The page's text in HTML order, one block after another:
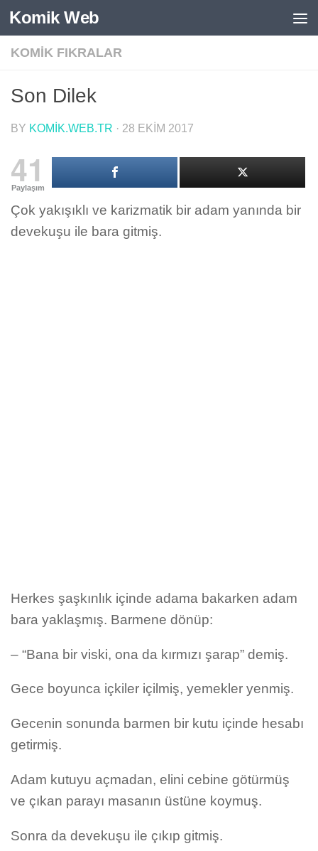
Skip to content
Komik Web
KOMIK FIKRALAR
Son Dilek
BY KOMIK.WEB.TR · 28 EKIM 2017
41
Paylaşım
Çok yakışıklı ve karizmatik bir adam yanında bir
devekuşu ile bara gitmiş.
Herkes şaşkınlık içinde adama bakarken adam
bara yaklaşmış. Barmene dönüp:
– “Bana bir viski, ona da kırmızı şarap” demiş.
Gece boyunca içkiler içilmiş, yemekler yenmiş.
Gecenin sonunda barmen bir kutu içinde hesabı
getirmiş.
Adam kutuyu açmadan, elini cebine götürmüş
ve çıkan parayı masanın üstüne koymuş.
Sonra da devekuşu ile çıkıp gitmiş.